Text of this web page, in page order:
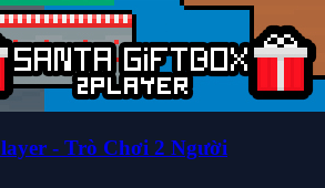
- Trò Chơi 2 Người